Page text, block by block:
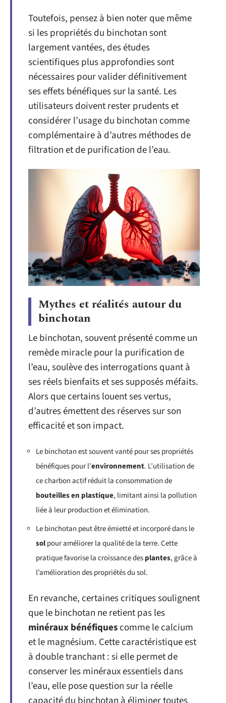
Toutefois, pensez à bien noter que même
si les propriétés du binchotan sont
largement vantées, des études
scientifiques plus approfondies sont
nécessaires pour valider définitivement
ses effets bénéfiques sur la santé. Les
utilisateurs doivent rester prudents et
considérer l’usage du binchotan comme
complémentaire à d’autres méthodes de
filtration et de purification de l’eau.
Mythes et réalités autour du
binchotan
Le binchotan, souvent présenté comme un
remède miracle pour la purification de
l’eau, soulève des interrogations quant à
ses réels bienfaits et ses supposés méfaits.
Alors que certains louent ses vertus,
d’autres émettent des réserves sur son
efficacité et son impact.
Le binchotan est souvent vanté pour ses propriétés
bénéfiques pour l’environnement. L’utilisation de
ce charbon actif réduit la consommation de
bouteilles en plastique, limitant ainsi la pollution
liée à leur production et élimination.
Le binchotan peut être émietté et incorporé dans le
solpour améliorer la qualité de la terre. Cette
pratique favorise la croissance desplantes, grâce à
l’amélioration des propriétés du sol.
En revanche, certaines critiques soulignent
que le binchotan ne retient pas les
minéraux bénéfiquescomme le calcium
et le magnésium. Cette caractéristique est
à double tranchant : si elle permet de
conserver les minéraux essentiels dans
l’eau, elle pose question sur la réelle